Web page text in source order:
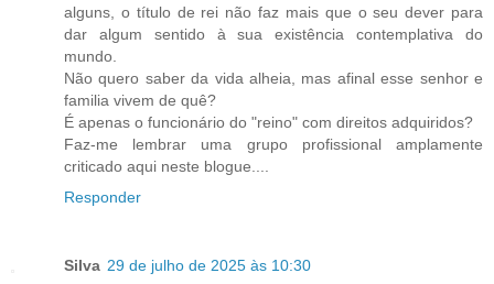
alguns, o título de rei não faz mais que o seu dever para
dar algum sentido à sua existência contemplativa do
mundo.
Não quero saber da vida alheia, mas afinal esse senhor e
familia vivem de quê?
É apenas o funcionário do "reino" com direitos adquiridos?
Faz-me lembrar uma grupo profissional amplamente
criticado aqui neste blogue....
Responder
Silva 29 de julho de 2025 às 10:30